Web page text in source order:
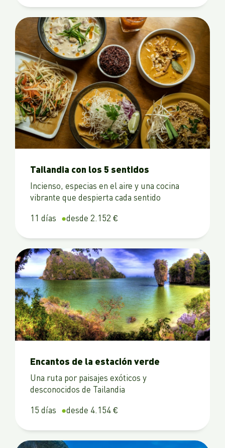
Tailandia con los 5 sentidos
Incienso, especias en el aire y una cocina
vibrante que despierta cada sentido
11 días
desde 2.152 €
Encantos de la estación verde
Una ruta por paisajes exóticos y
desconocidos de Tailandia
15 días
desde 4.154 €